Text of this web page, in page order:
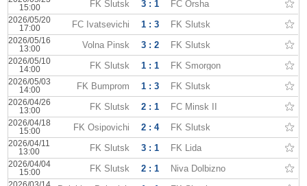
15:00
FK Slutsk 3 : 1 FC Orsha
2026/05/20
17:00
FC Ivatsevichi 1 : 3 FK Slutsk
2026/05/16
13:00
Volna Pinsk 3 : 2 FK Slutsk
2026/05/10
14:00
FK Slutsk 1 : 1 FK Smorgon
2026/05/03
14:00
FK Bumprom 1 : 3 FK Slutsk
2026/04/26
13:00
FK Slutsk 2 : 1 FC Minsk II
2026/04/18
15:00
FK Osipovichi 2 : 4 FK Slutsk
2026/04/11
13:00
FK Slutsk 3 : 1 FK Lida
2026/04/04
15:00
FK Slutsk 2 : 1 Niva Dolbizno